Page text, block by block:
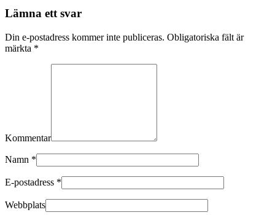
Lämna ett svar
Din e-postadress kommer inte publiceras. Obligatoriska fält är
märkta *
Kommentar
Namn *
E-postadress *
Webbplats